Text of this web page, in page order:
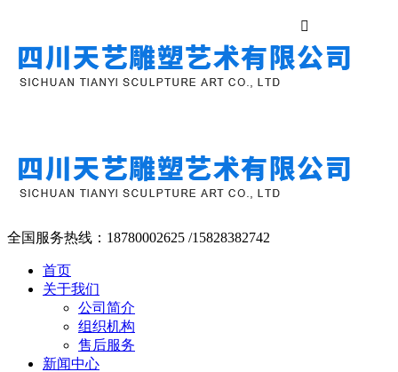

全国服务热线： 18780002625 /15828382742
首页
关于我们
公司简介
组织机构
售后服务
新闻中心